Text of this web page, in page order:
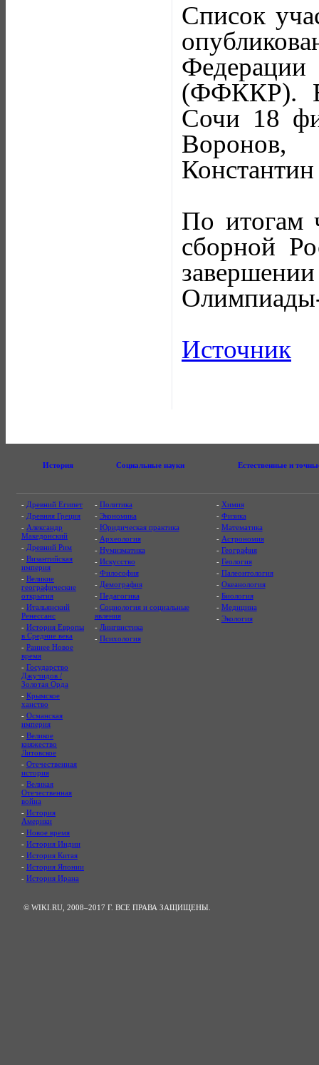
Список
(ФФККР).
Сочи 18
По итогам
сборной
Источник
История Социальные науки Естественные и
- Древний Египет
- Древняя Греция
- Александр
Македонский
- Древний Рим
- Византийская
империя
- Великие
географические
открытия
- Итальянский
Ренессанс
- История Европы
в Средние века
- Раннее Новое
время
- Государство
Джучидов /
Золотая Орда
- Крымское
ханство
- Османская
империя
- Великое
княжество
Литовское
- Отечественная
история
- Великая
Отечественная
война
- История
Америки
- Новое время
- История Индии
- История Китая
- История Японии
- История Ирана
- Политика
- Экономика
- Юридическая практика
- Археология
- Нумизматика
- Искусство
- Философия
- Демография
- Педагогика
- Социология и социальные
явления
- Лингвистика
- Психология
- Химия
- Физика
- Математика
- Астрономия
- География
- Геология
- Палеонтология
- Океанология
- Биология
- Медицина
- Экология
© WIKI.RU, 2008–2017 Г. ВСЕ ПРАВА ЗАЩИЩЕНЫ.